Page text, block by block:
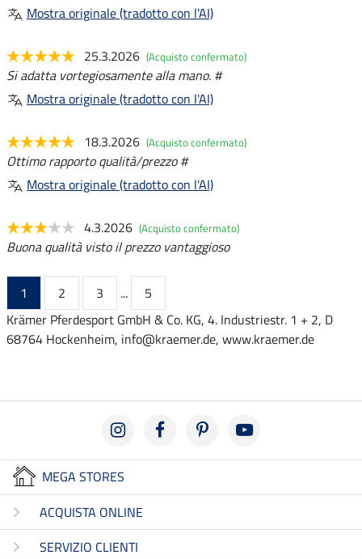
Mostra originale (tradotto con l'AI)
25.3.2026 (Acquisto confermato)
Si adatta vortegiosamente alla mano. #
Mostra originale (tradotto con l'AI)
18.3.2026 (Acquisto confermato)
Ottimo rapporto qualità/prezzo #
Mostra originale (tradotto con l'AI)
4.3.2026 (Acquisto confermato)
Buona qualità visto il prezzo vantaggioso
1 2 3 ...
5
Krämer Pferdesport GmbH & Co. KG, 4. Industriestr. 1 + 2, D
68764 Hockenheim, info@kraemer.de, www.kraemer.de
MEGA STORES
ACQUISTA ONLINE
SERVIZIO CLIENTI